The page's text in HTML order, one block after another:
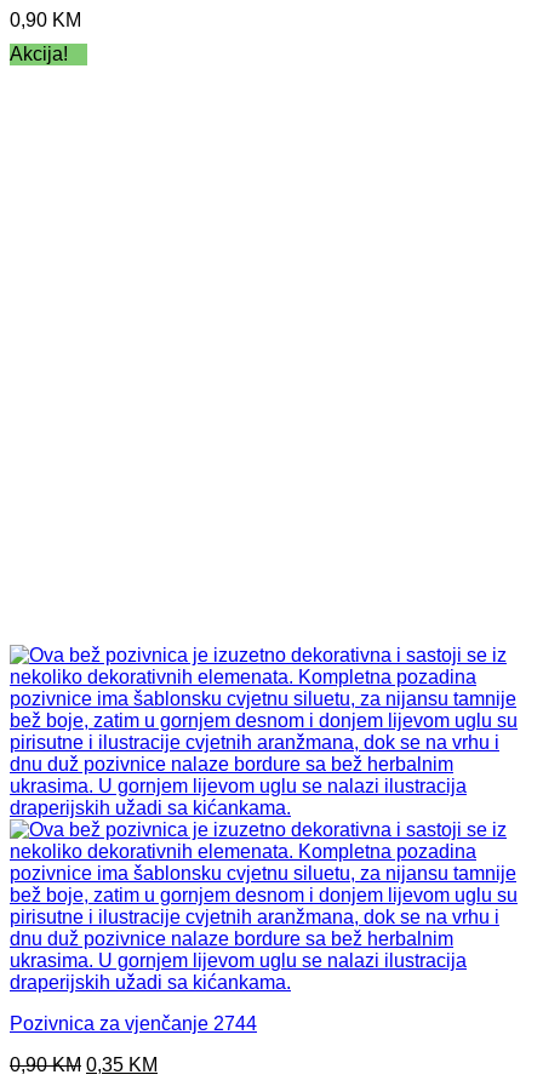
0,90 KM
Akcija!
Pozivnica za vjenčanje 2744
0,90KM Original
0,35 KM